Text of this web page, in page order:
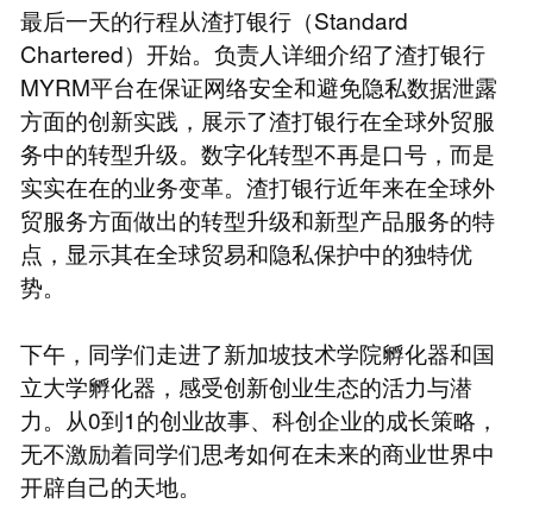
最后一天的行程从渣打银行（Standard
Chartered）开始。负责人详细介绍了渣打银行
MYRM平台在保证网络安全和避免隐私数据泄露
方面的创新实践，展示了渣打银行在全球外贸服
务中的转型升级。数字化转型不再是口号，而是
实实在在的业务变革。渣打银行近年来在全球外
贸服务方面做出的转型升级和新型产品服务的特
点，显示其在全球贸易和隐私保护中的独特优
势。
下午，同学们走进了新加坡技术学院孵化器和国
立大学孵化器，感受创新创业生态的活力与潜
力。从0到1的创业故事、科创企业的成长策略，
无不激励着同学们思考如何在未来的商业世界中
开辟自己的天地。